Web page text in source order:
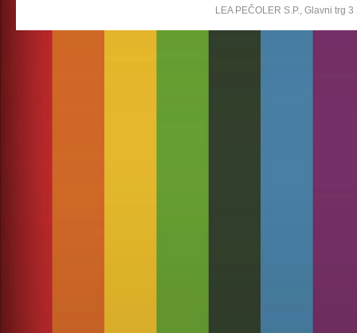
LEA PEČOLER S.P., Glavni trg